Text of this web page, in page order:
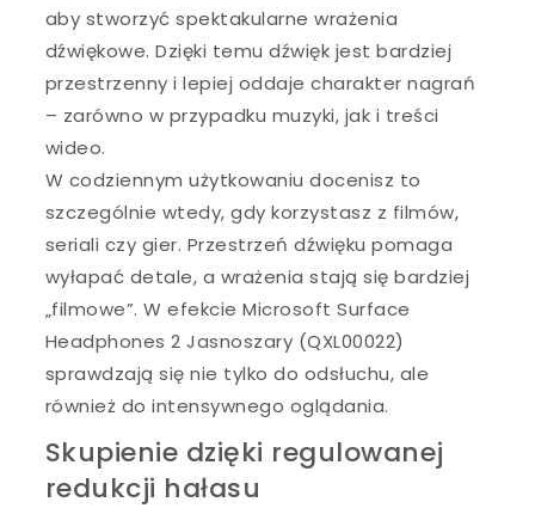
aby stworzyć spektakularne wrażenia
dźwiękowe. Dzięki temu dźwięk jest bardziej
przestrzenny i lepiej oddaje charakter nagrań
– zarówno w przypadku muzyki, jak i treści
wideo.
W codziennym użytkowaniu docenisz to
szczególnie wtedy, gdy korzystasz z filmów,
seriali czy gier. Przestrzeń dźwięku pomaga
wyłapać detale, a wrażenia stają się bardziej
„filmowe”. W efekcie Microsoft Surface
Headphones 2 Jasnoszary (QXL00022)
sprawdzają się nie tylko do odsłuchu, ale
również do intensywnego oglądania.
Skupienie dzięki regulowanej
redukcji hałasu